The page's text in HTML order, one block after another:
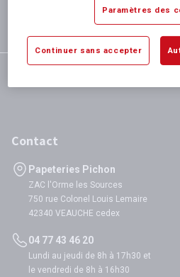
satisfaction totale
Contact
Papeteries Pichon
ZAC l'Orme les Sources
750 rue Colonel Louis Lemaire
42340 VEAUCHE cedex
04 77 43 46 20
Lundi au jeudi de 8h à 17h30 et
le vendredi de 8h à 16h30
Paramètres des
Continuer sans accepter